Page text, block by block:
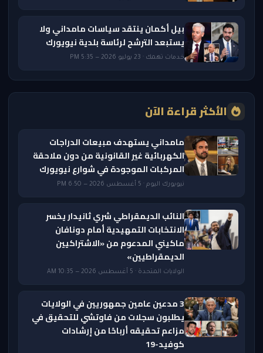
بيل أكمان ينتقد سياسات مامداني ولا
يستبعد الترشح لرئاسة بلدية نيويورك
خدمات تهمك · 23 يوليو 2026 — 5:35 PM
الأكثر قراءة الآن
مامداني يستهدف مبيعات الدراجات
الكهربائية غير القانونية من دون ملاحقة
المركبات الموجودة في شوارع نيويورك
نيويورك اليوم · 5 أغسطس 2026 — 6:50 PM
النائب الديمقراطي شري ثانيدار يخسر
الانتخابات التمهيدية أمام دونافان
ماكيني المدعوم من «الاشتراكيين
الديمقراطيين»
الولايات المتحدة · 5 أغسطس 2026 — 10:35 AM
3 مدعين عامين جمهوريين في الولايات
يطلبون سجلات من فاوتشي للتحقيق في
مزاعم تحقيقه أرباحًا من إرشادات
كوفيد-19